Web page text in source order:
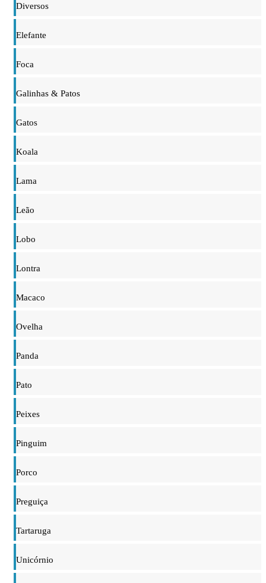
Diversos
Elefante
Foca
Galinhas & Patos
Gatos
Koala
Lama
Leão
Lobo
Lontra
Macaco
Ovelha
Panda
Pato
Peixes
Pinguim
Porco
Preguiça
Tartaruga
Unicórnio